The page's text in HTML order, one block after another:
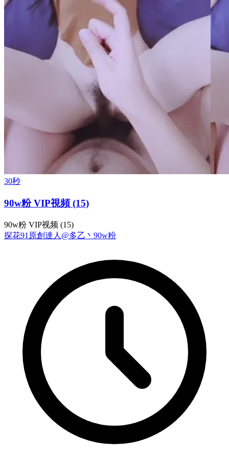
30秒
90w粉 VIP視頻 (15)
90w粉 VIP视频 (15)
探花91原創達人@多乙丶 90w粉